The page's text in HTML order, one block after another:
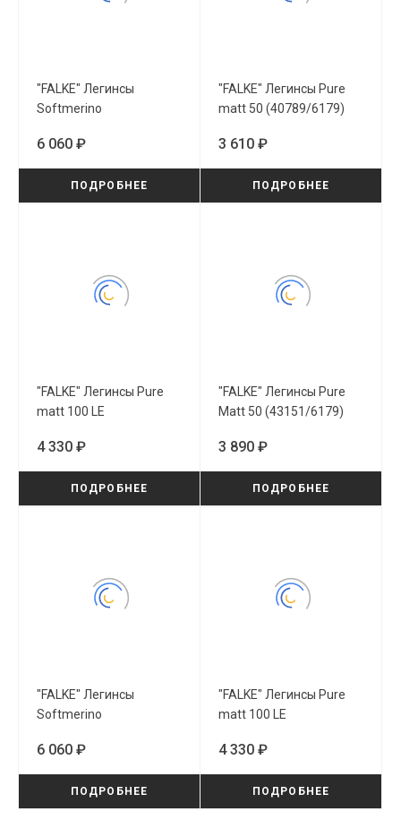
"FALKE" Легинсы
Softmerino
6 060 ₽
ПОДРОБНЕЕ
"FALKE" Легинсы Pure
matt 50 (40789/6179)
3 610 ₽
ПОДРОБНЕЕ
"FALKE" Легинсы Pure
matt 100 LE
4 330 ₽
ПОДРОБНЕЕ
"FALKE" Легинсы Pure
Matt 50 (43151/6179)
3 890 ₽
ПОДРОБНЕЕ
"FALKE" Легинсы
Softmerino
6 060 ₽
ПОДРОБНЕЕ
"FALKE" Легинсы Pure
matt 100 LE
4 330 ₽
ПОДРОБНЕЕ